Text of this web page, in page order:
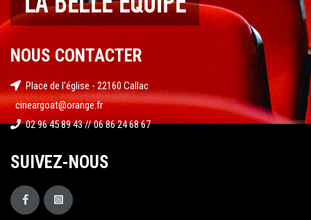
NOUS CONTACTER
Place de l'église - 22160 Callac
cineargoat@orange.fr
02 96 45 89 43 // 06 86 24 68 67
SUIVEZ-NOUS